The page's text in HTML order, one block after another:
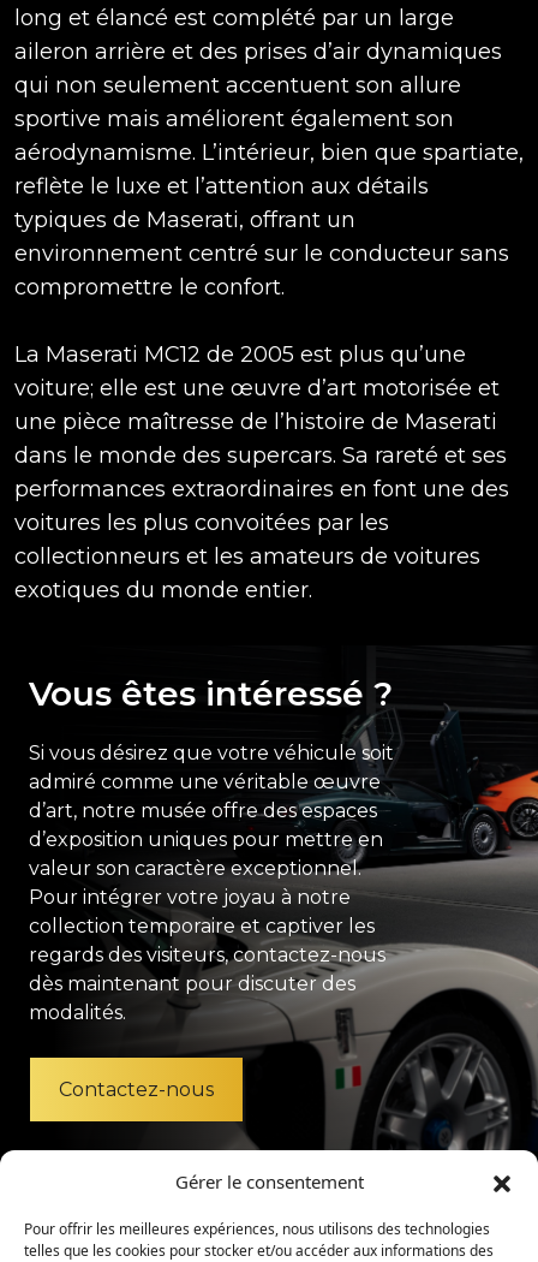
Gérer le consentement
Pour offrir les meilleures expériences, nous utilisons des technologies
telles que les cookies pour stocker et/ou accéder aux informations des
long et élancé est complété par un large
aileron arrière et des prises d’air dynamiques
qui non seulement accentuent son allure
sportive mais améliorent également son
aérodynamisme. L’intérieur, bien que spartiate,
reflète le luxe et l’attention aux détails
typiques de Maserati, offrant un
environnement centré sur le conducteur sans
compromettre le confort.
La Maserati MC12 de 2005 est plus qu’une
voiture; elle est une œuvre d’art motorisée et
une pièce maîtresse de l’histoire de Maserati
dans le monde des supercars. Sa rareté et ses
performances extraordinaires en font une des
voitures les plus convoitées par les
collectionneurs et les amateurs de voitures
exotiques du monde entier.
Vous êtes intéressé ?
Si vous désirez que votre véhicule soit
admiré comme une véritable œuvre
d’art, notre musée offre des espaces
d’exposition uniques pour mettre en
valeur son caractère exceptionnel.
Pour intégrer votre joyau à notre
collection temporaire et captiver les
regards des visiteurs, contactez-nous
dès maintenant pour discuter des
modalités.
Contactez-nous